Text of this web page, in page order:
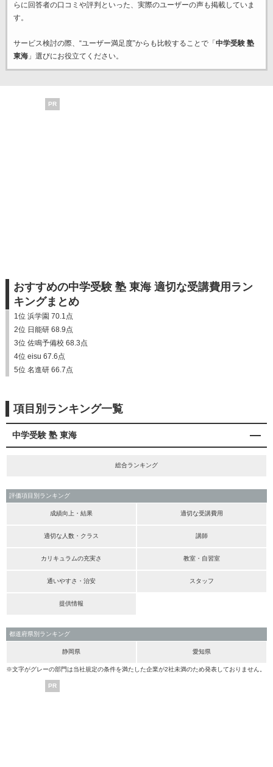
らに回答者の口コミや評判といった、実際のユーザーの声も掲載していま
す。
サービス検討の際、“ユーザー満足度”からも比較することで「 中学受験 塾
東海」選びにお役立てください。
PR
おすすめの中学受験 塾 東海 適切な受講費用ラン
キングまとめ
1位 浜学園 70.1点
2位 日能研 68.9点
3位 佐鳴予備校 68.3点
4位 eisu 67.6点
5位 名進研 66.7点
項目別ランキング一覧
中学受験 塾 東海
総合ランキング
評価項目別ランキング
成績向上・結果 適切な受講費用
適切な人数・クラス 講師
カリキュラムの充実さ 教室・自習室
通いやすさ・治安 スタッフ
提供情報
都道府県別ランキング
静岡県 愛知県
※文字がグレーの部門は当社規定の条件を満たした企業が2社未満のため発表しておりません。
PR